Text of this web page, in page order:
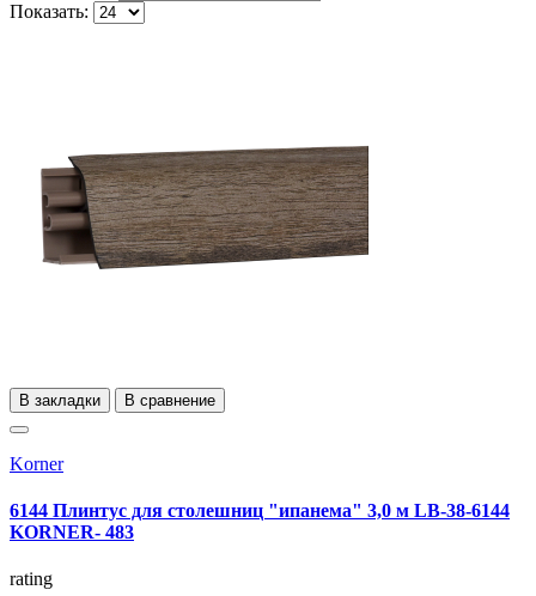
Показать:
В закладки В сравнение
Korner
6144 Плинтус для столешниц "ипанема" 3,0 м LB-38-6144
KORNER- 483
rating